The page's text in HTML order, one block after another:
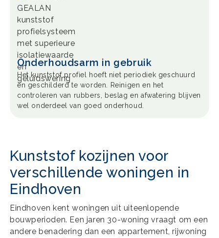
Onderhoudsarm in gebruik
Het kunststof profiel hoeft niet periodiek geschuurd
en geschilderd te worden. Reinigen en het
controleren van rubbers, beslag en afwatering blijven
wel onderdeel van goed onderhoud.
Kunststof kozijnen voor
verschillende woningen in
Eindhoven
Eindhoven kent woningen uit uiteenlopende
bouwperioden. Een jaren 30-woning vraagt om een
andere benadering dan een appartement, rijwoning